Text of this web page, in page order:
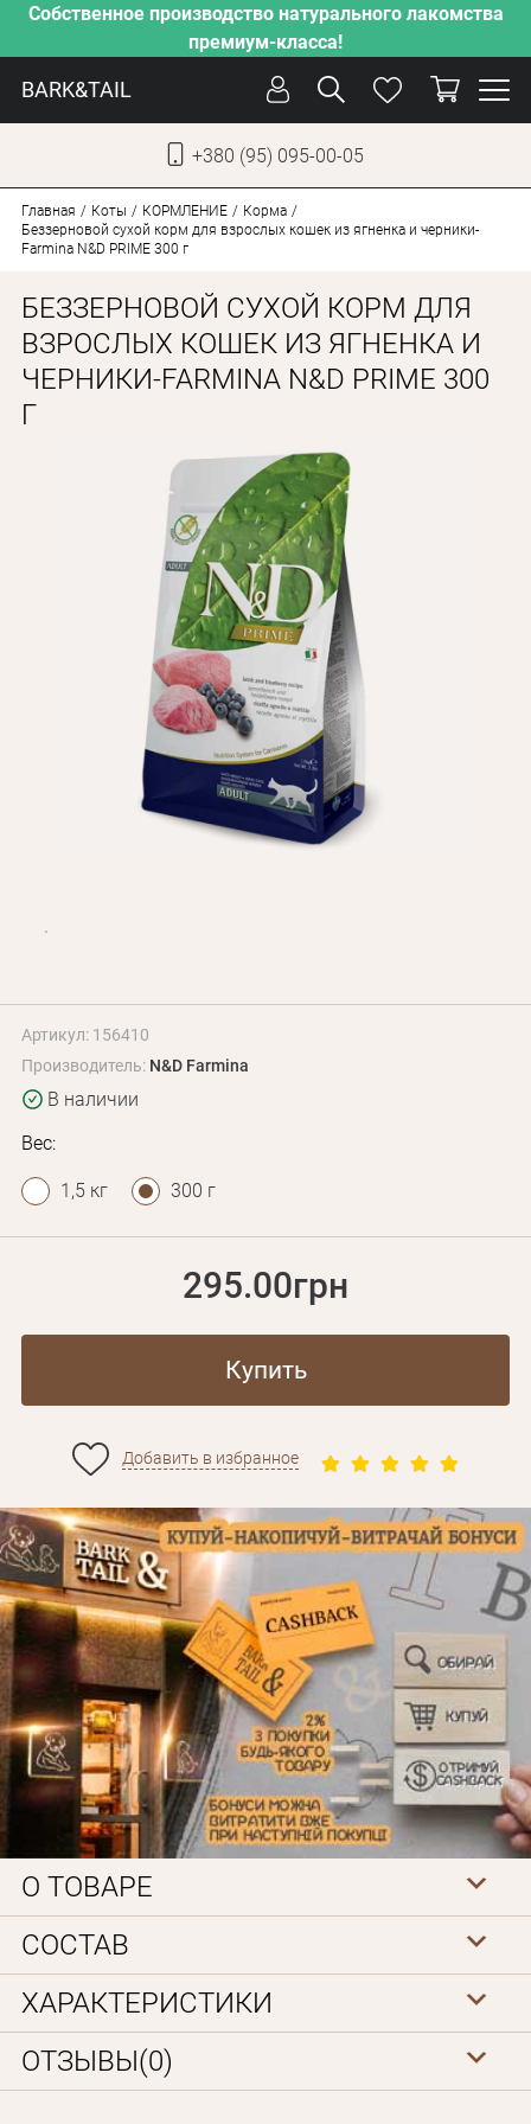
Собственное производство натурального лакомства
премиум-класса!
BARK&TAIL
+380 (95) 095-00-05
ЗАБОТА
ОТ ЖАРЫ
НАШЕ ПРОИЗВОДСТВО
АКЦИИ
ДЛЯ СОБАК
Оплата и доставка
Программа лояльности
О Нас
Оптовым клиентам
Контакты
+380 (95) 095-00-05
Главная Коты КОРМЛЕНИЕ
Корма
Беззерновой сухой корм для взрослых кошек из ягненка и черники-
Farmina N&D PRIME 300 г
БЕЗЗЕРНОВОЙ СУХОЙ КОРМ ДЛЯ
ВЗРОСЛЫХ КОШЕК ИЗ ЯГНЕНКА И
ЧЕРНИКИ-FARMINA N&D PRIME 300
Г
Артикул: 156410
Производитель: N&D Farmina
В наличии
Вес:
1,5 кг 300 г
295.00грн
Купить
Добавить в избранное
О ТОВАРЕ
СОСТАВ
ХАРАКТЕРИСТИКИ
ОТЗЫВЫ(0)
Личные данные